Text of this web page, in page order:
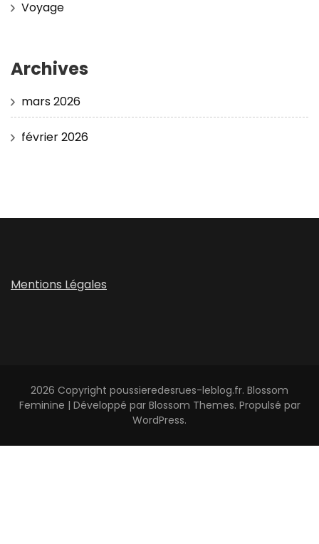
Voyage
Archives
mars 2026
février 2026
Mentions Légales
2026 Copyright poussieredesrues-leblog.fr. Blossom
Feminine | Développé par Blossom Themes. Propulsé par
WordPress.